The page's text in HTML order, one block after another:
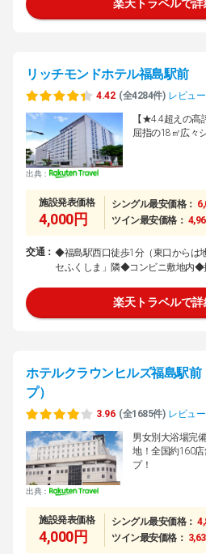
楽天トラベルで詳
リッチモンドホテル福島駅前
4.42 (全4284件) レビュ
出典：
【★4.4超えの高
屈指の18㎡広々
施設発表価格
4,000円
シングル最安価格：
ツイン最安価格：
交通： ◆福島駅西口徒歩1分（東口からは
セふくしま」隣◆コンビニ敷地内
楽天トラベルで詳
ホテルクラウンヒルズ福島駅
プ）
3.96 (全1685件) レビュ
出典：
男女別大浴場完
地！全国約160
プ！
施設発表価格
4,000円
シングル最安価格：
ツイン最安価格：